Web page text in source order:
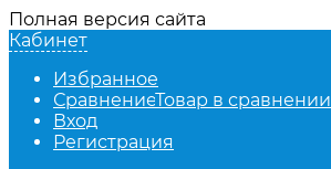
Полная версия сайта
Кабинет
Избранное
СравнениеТовар в сравнении
Вход
Регистрация